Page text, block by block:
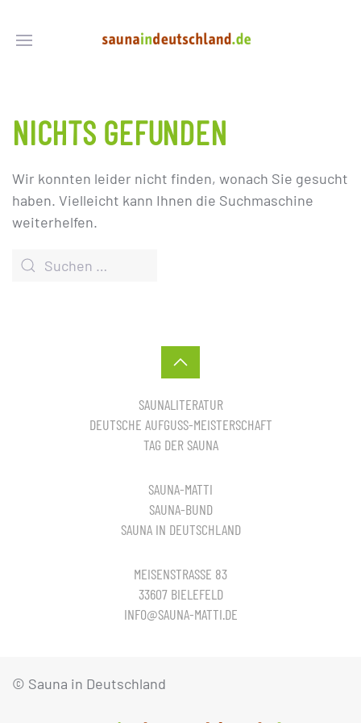
NICHTS GEFUNDEN
Wir konnten leider nicht finden, wonach Sie gesucht
haben. Vielleicht kann Ihnen die Suchmaschine
weiterhelfen.
SAUNALITERATUR
DEUTSCHE AUFGUSS-MEISTERSCHAFT
TAG DER SAUNA
SAUNA-MATTI
SAUNA-BUND
SAUNA IN DEUTSCHLAND
MEISENSTRASSE 83
33607 BIELEFELD
INFO@SAUNA-MATTI.DE
© Sauna in Deutschland